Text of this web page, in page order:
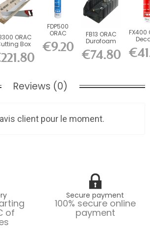
ORAC
Box
incl. FB14
FDP500
ORAC
DecoFix
Pro 310 ml
€9.20
FB13 ORAC
Durofoam
Cutting Box
L37 x H15.5...
€74.80
FX400
Ultra
Reviews (0)
client pour le moment.
of
Secure payment
100% secure online
payment